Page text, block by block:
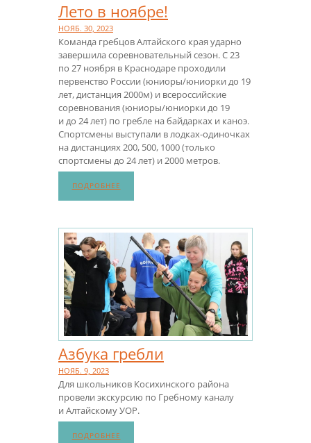
Лето в ноябре!
НОЯБ. 30, 2023
Команда гребцов Алтайского края ударно
завершила соревновательный сезон. С 23
по 27 ноября в Краснодаре проходили
первенство России (юниоры/юниорки до 19
лет, дистанция 2000м) и всероссийские
соревнования (юниоры/юниорки до 19
и до 24 лет) по гребле на байдарках и каноэ.
Спортсмены выступали в лодках-одиночках
на дистанциях 200, 500, 1000 (только
спортсмены до 24 лет) и 2000 метров.
ПОДРОБНЕЕ
Азбука гребли
НОЯБ. 9, 2023
Для школьников Косихинского района
провели экскурсию по Гребному каналу
и Алтайскому УОР.
ПОДРОБНЕЕ